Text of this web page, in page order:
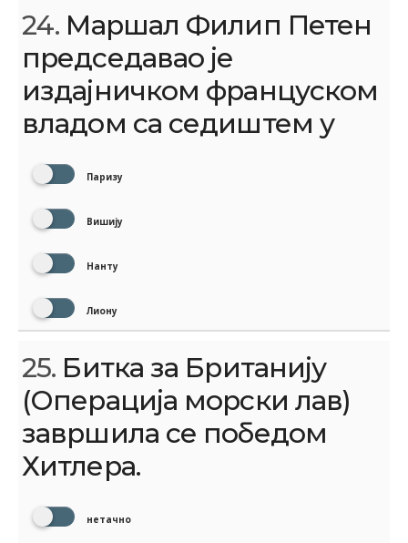
24. Маршал Филип Петен
председавао је
издајничком француском
владом са седиштем у
Паризу
Вишију
Нанту
Лиону
25. Битка за Британију
(Операција морски лав)
завршила се победом
Хитлера.
нетачно